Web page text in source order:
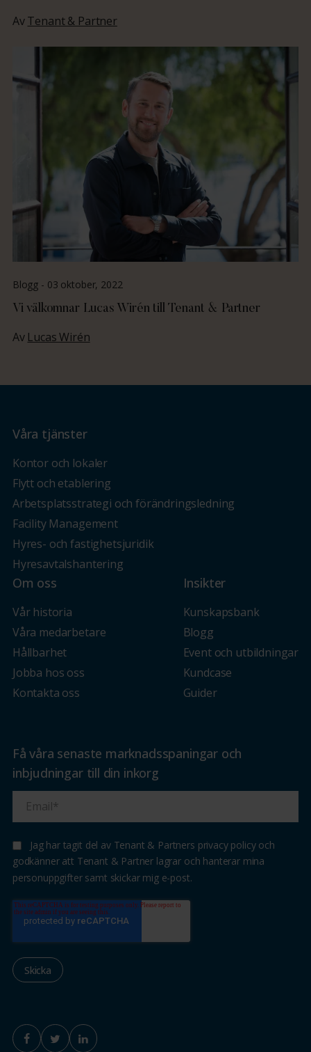
AvTenant & Partner
Blogg - 03 oktober, 2022
Vi välkomnar Lucas Wirén till Tenant & Partner
Av Lucas Wirén
Våra tjänster
Kontor och lokaler
Flytt och etablering
Arbetsplatsstrategi och förändringsledning
Facility Management
Hyres- och fastighetsjuridik
Hyresavtalshantering
Om oss
Vår historia
Våra medarbetare
Hållbarhet
Jobba hos oss
Kontakta oss
Insikter
Kunskapsbank
Blogg
Event och utbildningar
Kundcase
Guider
Få våra senaste marknadsspaningar och
inbjudningar till din inkorg
Jag har tagit del av Tenant & Partners privacy policy och
godkänner att Tenant & Partner lagrar och hanterar mina
personuppgifter samt skickar mig e-post.